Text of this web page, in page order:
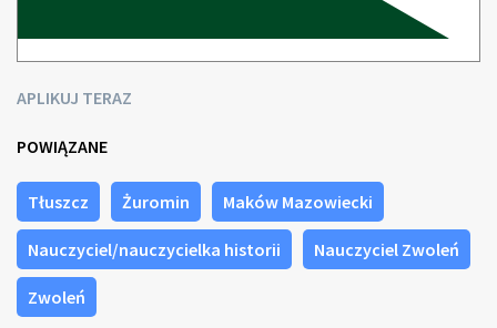
APLIKUJ TERAZ
POWIĄZANE
Tłuszcz Żuromin Maków Mazowiecki
Nauczyciel/nauczycielka historii Nauczyciel Zwoleń
Zwoleń